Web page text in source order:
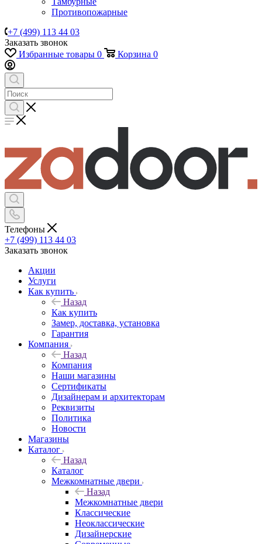
Противопожарные
+7 (499) 113 44 03
Заказать звонок
Избранные товары 0 Корзина 0
Телефоны
+7 (499) 113 44 03
Заказать звонок
Акции
Услуги
Как купить
Назад
Как купить
Замер, доставка, установка
Гарантия
Компания
Назад
Компания
Наши магазины
Сертификаты
Дизайнерам и архитекторам
Реквизиты
Политика
Новости
Магазины
Каталог
Назад
Каталог
Межкомнатные двери
Назад
Межкомнатные двери
Классические
Неоклассические
Дизайнерские